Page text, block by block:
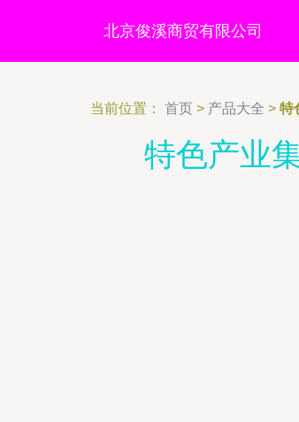
北京俊溪商贸有限公司
当前位置： 首页 > 产品大全 > 特
特色产业